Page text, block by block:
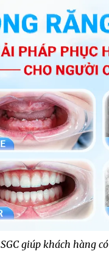
giúp khách hàng